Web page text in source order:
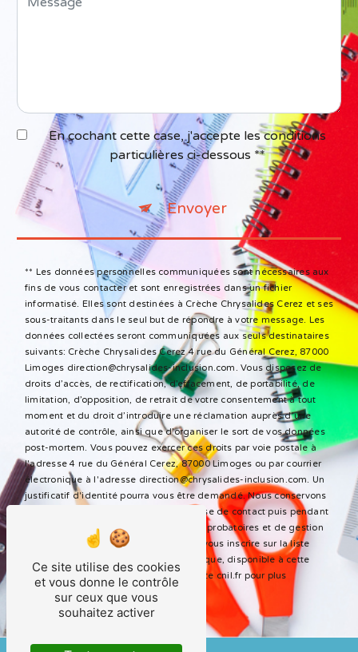
En cochant cette case, j'accepte les conditions
particulières ci-dessous **
Envoyer
** Les données personnelles communiquées sont nécessaires aux
fins de vous contacter et sont enregistrées dans un fichier
informatisé. Elles sont destinées à Crèche Chrysalides Cerez et ses
sous-traitants dans le seul but de répondre à votre message. Les
données collectées seront communiquées aux seuls destinataires
suivants: Crèche Chrysalides Cerez 4 rue du Général Cerez, 87000
Limoges direction@chrysalides-inclusion.com. Vous disposez de
droits d’accès, de rectification, d’effacement, de portabilité, de
limitation, d’opposition, de retrait de votre consentement à tout
moment et du droit d’introduire une réclamation auprès d’une
autorité de contrôle, ainsi que d’organiser le sort de vos données
post-mortem. Vous pouvez exercer ces droits par voie postale à
l'adresse 4 rue du Général Cerez, 87000 Limoges ou par courrier
électronique à l'adresse direction@chrysalides-inclusion.com. Un
justificatif d'identité pourra vous être demandé. Nous conservons
vos données pendant la période de prise de contact puis pendant
la durée de prescription légale aux fins probatoires et de gestion
des contentieux. Vous avez le droit de vous inscrire sur la liste
d'opposition au démarchage téléphonique, disponible à cette
adresse: Bloctel.gouv.fr
. Consultez le site cnil.fr pour plus
Ce site utilise des cookies
et vous donne le contrôle
sur ceux que vous
souhaitez activer